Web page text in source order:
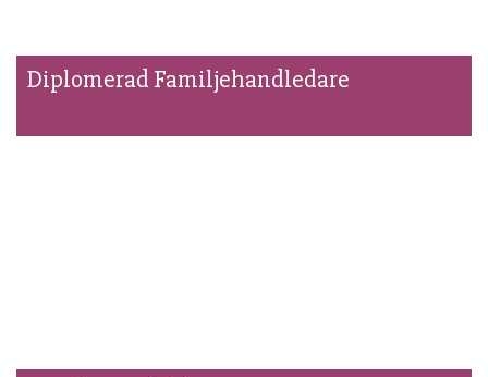
Diplomerad Familjehandledare